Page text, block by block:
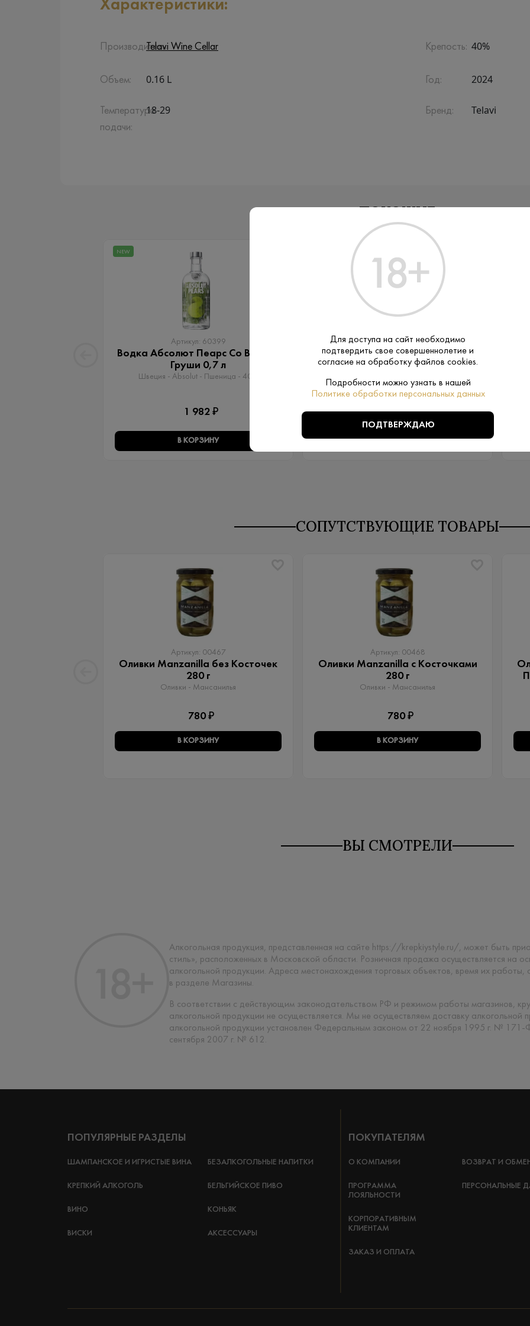
Характеристики:
Производитель:Telavi Wine Cellar Крепость: 40%
Объем: 0.16 L Год: 2024
Температура
подачи:
18-29 Бренд: Telavi
ПОХОЖИЕ
NEW
Артикул: 60399
Водка Абсолют Пеарс Со Вкусом
Груши 0,7 л
Швеция - Absolut - Пшеница - 40%
1 982 ₽
В КОРЗИНУ
Артикул: 60398
Водка Абсолют Манго Со вкусом
Манго 0,7 л
Швеция - Absolut - Пшеница - 40%
1 982 ₽
В КОРЗИНУ
СОПУТСТВУЮЩИЕ ТОВАРЫ
Артикул: 00467
Оливки Manzanilla без Косточек
280 г
Оливки - Мансанилья
780 ₽
В КОРЗИНУ
Артикул: 00468
Оливки Manzanilla с Косточками
280 г
Оливки - Мансанилья
780 ₽
В КОРЗИНУ
ВЫ СМОТРЕЛИ
Алкогольная продукция, представленная на сайте https://krepkiystyle.ru/, может быть
стиль», расположенных в Московской области. Розничная продажа осуществляется на
алкогольной продукции. Адреса местонахождения торговых объектов, время их
в разделе Магазины.
В соответствии с действующим законодательством РФ и режимом работы магазинов,
алкогольной продукции не осуществляется. Мы не осуществляем доставку
алкогольной продукции установлен Федеральным законом от 22 ноября 1995 г. №
сентября 2007 г. № 612.
ПОПУЛЯРНЫЕ РАЗДЕЛЫ
ШАМПАНСКОЕ И ИГРИСТЫЕ ВИНА
КРЕПКИЙ АЛКОГОЛЬ
ВИНО
ВИСКИ
БЕЗАЛКОГОЛЬНЫЕ НАПИТКИ
БЕЛЬГИЙСКОЕ ПИВО
КОНЬЯК
АКСЕССУАРЫ
ПОКУПАТЕЛЯМ
О КОМПАНИИ
ПРОГРАММА
ЛОЯЛЬНОСТИ
КОРПОРАТИВНЫМ
КЛИЕНТАМ
ЗАКАЗ И ОПЛАТА
ВОЗВРАТ И
ПЕРСОНАЛЬНЫЕ
Для доступа на сайт необходимо
подтвердить свое совершеннолетие и
согласие на обработку файлов cookies.
Подробности можно узнать в нашей
Политике обработки персональных данных
ПОДТВЕРЖДАЮ